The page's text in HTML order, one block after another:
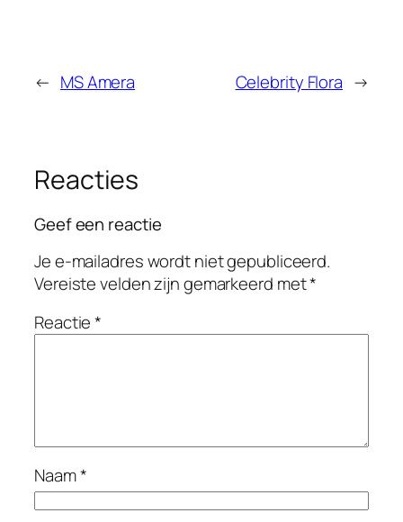
← MS Amera Celebrity Flora →
Reacties
Geef een reactie
Je e-mailadres wordt niet gepubliceerd.
Vereiste velden zijn gemarkeerd met*
Reactie*
Naam*